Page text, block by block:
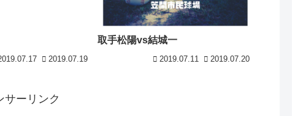
2019.07.19
取手松陽vs結城一
2019.07.11 2019.07.20
サーリンク